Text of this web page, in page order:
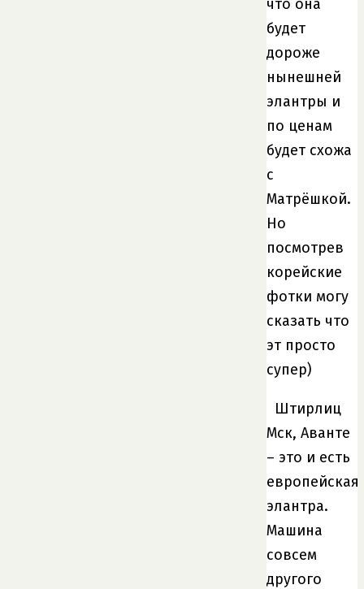
что она
будет
дороже
нынешней
элантры и
по ценам
будет схожа
с
Матрёшкой.
Но
посмотрев
корейские
фотки могу
сказать что
эт просто
супер)
Штирлиц
Мск, Аванте
– это и есть
европейская
элантра.
Машина
совсем
другого